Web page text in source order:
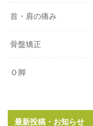
首・肩の痛み
骨盤矯正
Ｏ脚
最新投稿・お知らせ